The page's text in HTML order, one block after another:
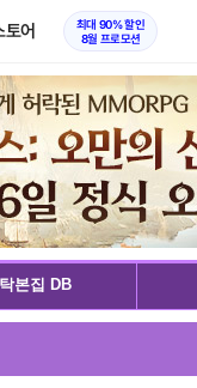
토어
최대 90% 할인
8월 프로모션
탁본집 DB